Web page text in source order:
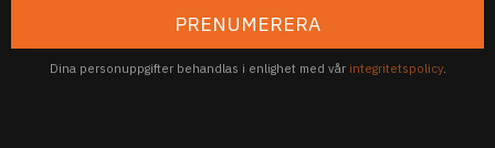
PRENUMERERA
Dina personuppgifter behandlas i enlighet med vår integritetspolicy.